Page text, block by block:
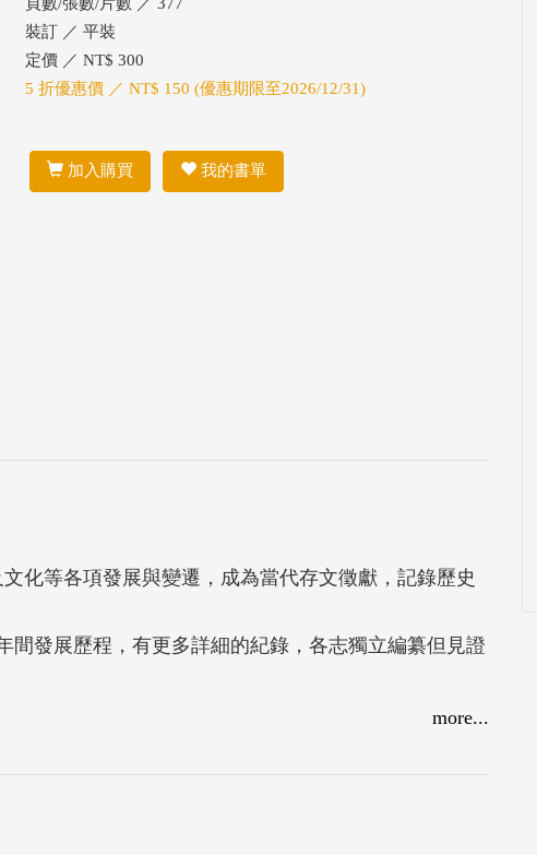
裝訂 ／ 平裝
定價 ／ NT$ 300
5 折優惠價 ／ NT$ 150 (優惠期限至2026/12/31)
加入購買 我的書單
化等各項發展與變遷，成為當代存文徵獻，記錄歷史
間發展歷程，有更多詳細的紀錄，各志獨立編纂但見證
more...